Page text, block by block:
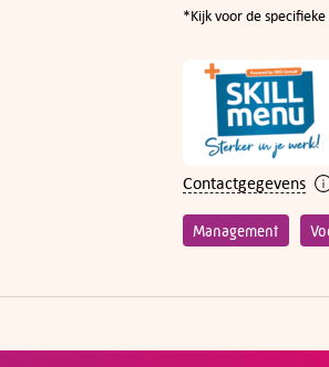
*Kijk voor de
Contactgegevens
Management